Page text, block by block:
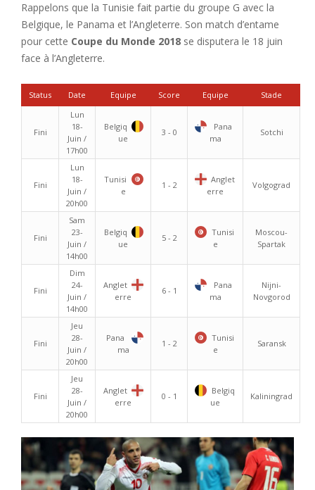
Rappelons que la Tunisie fait partie du groupe G avec la
Belgique, le Panama et l’Angleterre. Son match d’entame
pour cette Coupe du Monde 2018 se disputera le 18 juin
face à l’Angleterre.
Status Date Equipe Score Equipe Stade
Fini
Lun
18-
Juin /
17h00
Belgiq
ue
3 - 0
Pana
ma
Sotchi
Fini
Lun
18-
Juin /
20h00
Tunisi
e
1 - 2
Anglet
erre
Volgograd
Fini
Sam
23-
Juin /
14h00
Belgiq
ue
5 - 2
Tunisi
e
Moscou-
Spartak
Fini
Dim
24-
Juin /
14h00
Anglet
erre
6 - 1
Pana
ma
Nijni-
Novgorod
Fini
Jeu
28-
Juin /
20h00
Pana
ma
1 - 2
Tunisi
e
Saransk
Fini
Jeu
28-
Juin /
20h00
Anglet
erre
0 - 1
Belgiq
ue
Kaliningrad